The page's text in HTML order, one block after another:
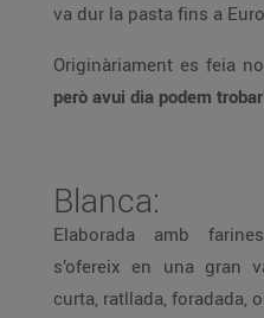
va dur la pasta fins a
Originàriament es feia
però avui dia podem
Blanca:
Elaborada amb
s’ofereix en una gran
curta, ratllada, foradada,